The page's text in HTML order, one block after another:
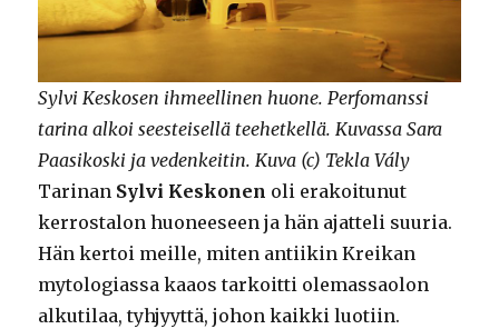
Sylvi Keskosen ihmeellinen huone. Perfomanssi
tarina alkoi seesteisellä teehetkellä. Kuvassa Sara
Paasikoski ja vedenkeitin. Kuva (c) Tekla Vály
Tarinan Sylvi Keskonen oli erakoitunut
kerrostalon huoneeseen ja hän ajatteli suuria.
Hän kertoi meille, miten antiikin Kreikan
mytologiassa kaaos tarkoitti olemassaolon
alkutilaa, tyhjyyttä, johon kaikki luotiin.